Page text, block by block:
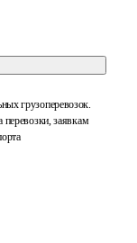
грузоперевозок.
перевозки, заявкам